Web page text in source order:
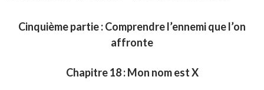
Cinquième partie : Comprendre l’ennemi que l’on
affronte
Chapitre 18 : Mon nom est X